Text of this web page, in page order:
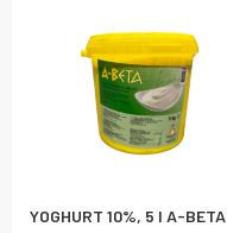
YOGHURT 10%, 5 l A-BETA